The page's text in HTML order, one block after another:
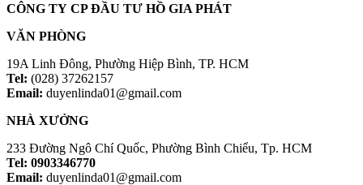
CÔNG TY CP ĐẦU TƯ HỒ GIA PHÁT
VĂN PHÒNG
19A Linh Đông, Phường Hiệp Bình, TP. HCM
Tel: (028) 37262157
Email: duyenlinda01@gmail.com
NHÀ XƯỞNG
233 Đường Ngô Chí Quốc, Phường Bình Chiểu, Tp. HCM
Tel: 0903346770
Email: duyenlinda01@gmail.com